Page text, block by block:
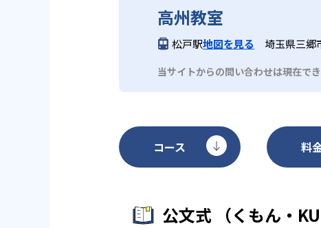
高州教室
松戸駅地図を見る 埼玉県三郷
当サイトからの問い合わせは現在で
コース 料
公文式 （くもん・